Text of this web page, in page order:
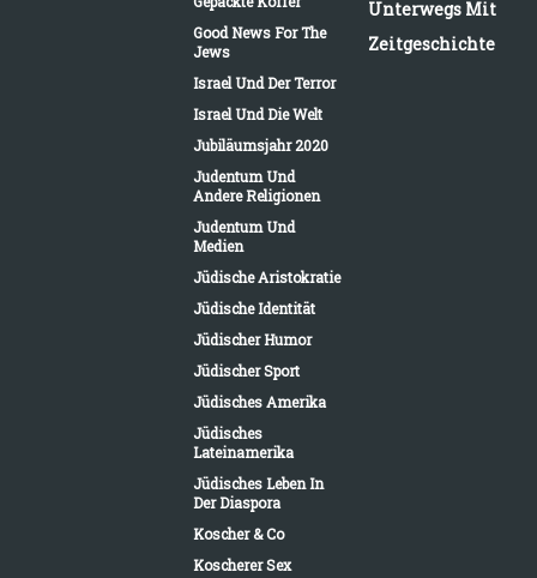
Good News For The
Jews
Israel Und Der Terror
Israel Und Die Welt
Jubiläumsjahr 2020
Judentum Und
Andere Religionen
Judentum Und
Medien
Jüdische Aristokratie
Jüdische Identität
Jüdischer Humor
Jüdischer Sport
Jüdisches Amerika
Jüdisches
Lateinamerika
Jüdisches Leben In
Der Diaspora
Koscher & Co
Koscherer Sex
Unterwegs Mit
Zeitgeschichte